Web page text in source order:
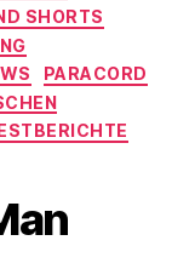
SHORTS
PARACORD